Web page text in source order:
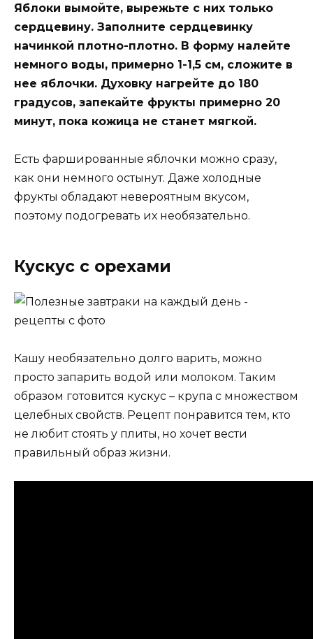
Яблоки вымойте, вырежьте с них только
сердцевину. Заполните сердцевинку
начинкой плотно-плотно. В форму налейте
немного воды, примерно 1-1,5 см, сложите в
нее яблочки. Духовку нагрейте до 180
градусов, запекайте фрукты примерно 20
минут, пока кожица не станет мягкой.
Есть фаршированные яблочки можно сразу,
как они немного остынут. Даже холодные
фрукты обладают невероятным вкусом,
поэтому подогревать их необязательно.
Кускус с орехами
Кашу необязательно долго варить, можно
просто запарить водой или молоком. Таким
образом готовится кускус – крупа с множеством
целебных свойств. Рецепт понравится тем, кто
не любит стоять у плиты, но хочет вести
правильный образ жизни.